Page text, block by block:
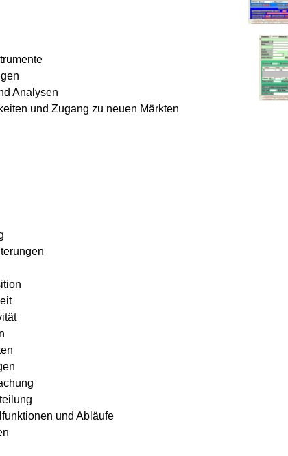
Analysen
und Zugang zu neuen Märkten
und Abläufe